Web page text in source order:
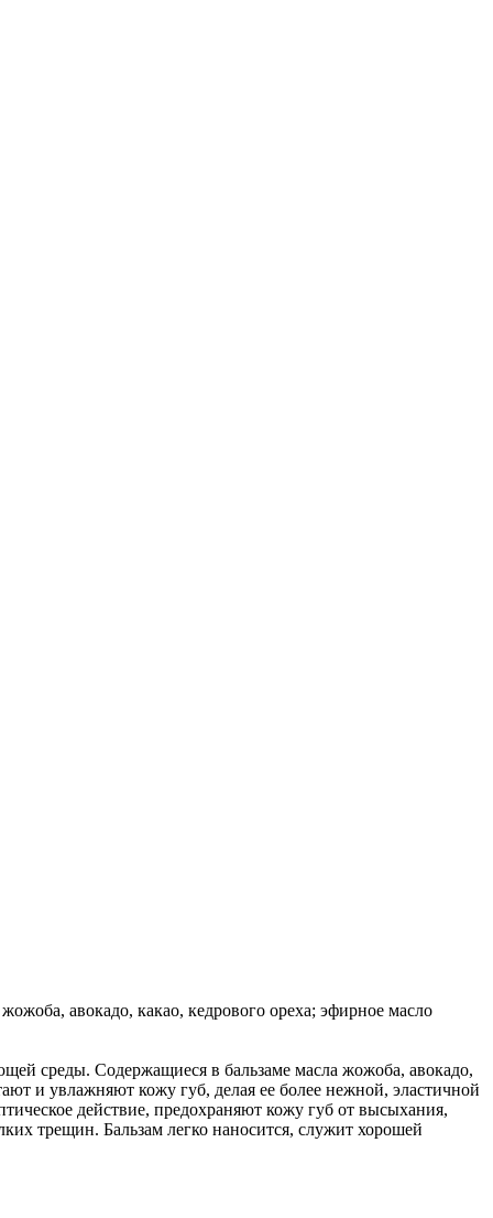
авокадо, какао, кедрового ореха; эфирное масло
среды. Содержащиеся в бальзаме масла жожоба, авокадо,
и увлажняют кожу губ, делая ее более нежной, эластичной
действие, предохраняют кожу губ от высыхания,
трещин. Бальзам легко наносится, служит хорошей